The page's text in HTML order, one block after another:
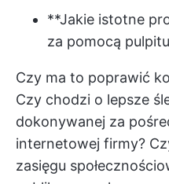
**Jakie istotne
za pomocą
Czy ma to poprawić
Czy chodzi o lepsze
dokonywanej za
internetowej firmy?
zasięgu